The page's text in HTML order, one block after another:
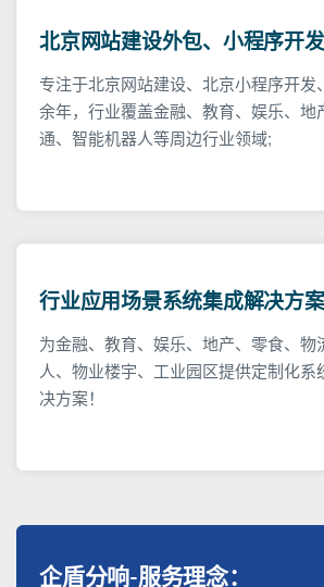
北京网站建设外包、小程序开
专注于北京网站建设、北京小程序开发
余年，行业覆盖金融、教育、娱乐、地
通、智能机器人等周边行业领域;
行业应用场景系统集成解决方案
为金融、教育、娱乐、地产、零食、物
人、物业楼宇、工业园区提供定制化系
决方案！
企盾分响-服务理念：